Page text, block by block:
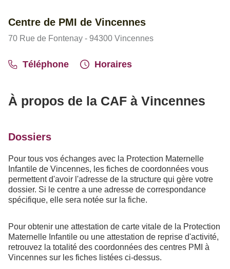
Centre de PMI de Vincennes
70 Rue de Fontenay - 94300 Vincennes
Téléphone Horaires
À propos de la CAF à Vincennes
Dossiers
Pour tous vos échanges avec la Protection Maternelle
Infantile de Vincennes, les fiches de coordonnées vous
permettent d'avoir l'adresse de la structure qui gère votre
dossier. Si le centre a une adresse de correspondance
spécifique, elle sera notée sur la fiche.
Pour obtenir une attestation de carte vitale de la Protection
Maternelle Infantile ou une attestation de reprise d'activité,
retrouvez la totalité des coordonnées des centres PMI à
Vincennes sur les fiches listées ci-dessus.